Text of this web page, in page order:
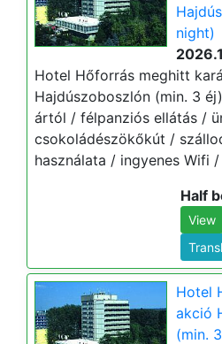
night)
Hotel Hőforrás meghitt
Hajdúszoboszlón (min. 3
ártól / félpanziós ellátás /
csokoládészökőkút /
használata / ingyenes Wifi /
Half
View
Hotel
akció
(min.